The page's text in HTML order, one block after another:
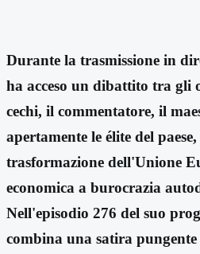
Durante la trasmissione in
ha acceso un dibattito tra gli
cechi, il commentatore, il
apertamente le élite del
trasformazione dell'Unione
economica a burocrazia
Nell'episodio 276 del suo
combina una satira